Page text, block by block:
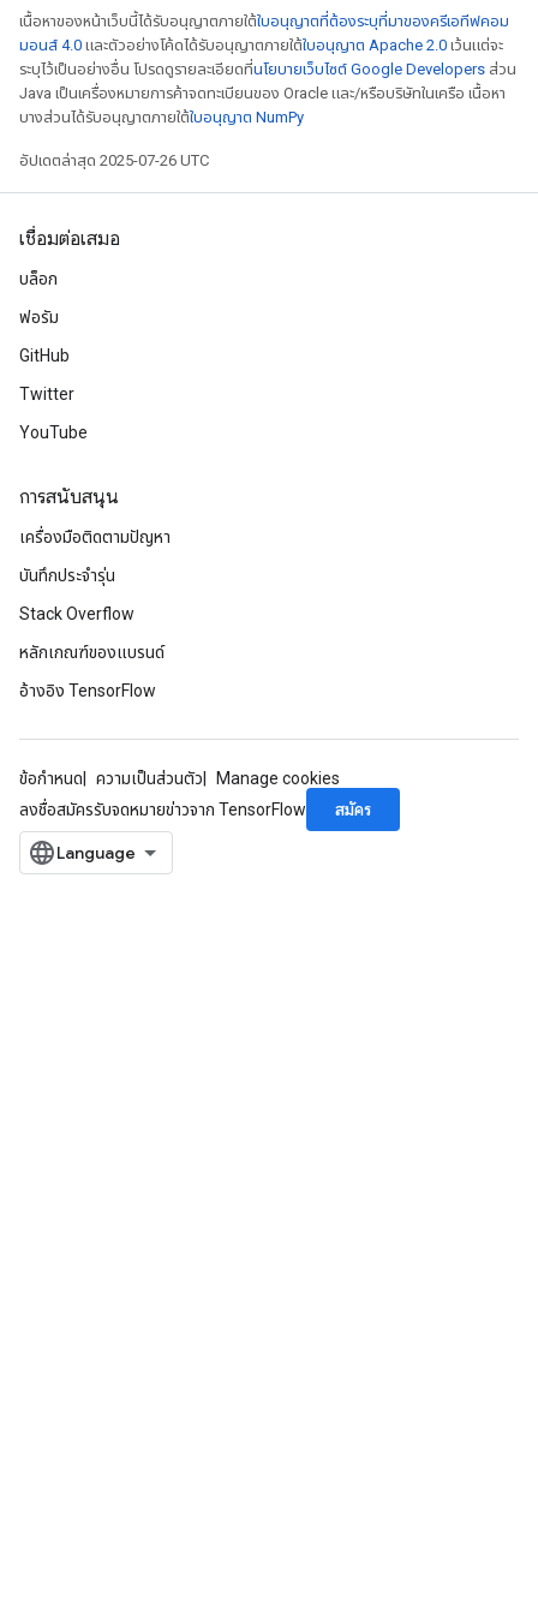
เนื้อหาของหน้าเว็บนี้ได้รับอนุญาตภายใต้ใบอนุญาตที่ต้องระบุที่มาของครีเอทีฟคอม
มอนส์ 4.0 และตัวอย่างโค้ดได้รับอนุญาตภายใต้ใบอนุญาต Apache 2.0 เว้นแต่จะ
ระบุไว้เป็นอย่างอื่น โปรดดูรายละเอียดที่นโยบายเว็บไซต์ Google Developers ส่วน
Java เป็นเครื่องหมายการค้าจดทะเบียนของ Oracle และ/หรือบริษัทในเครือ เนื้อหา
บางส่วนได้รับอนุญาตภายใต้ใบอนุญาต NumPy
อัปเดตล่าสุด 2025-07-26 UTC
เชื่อมต่อเสมอ
บล็อก
ฟอรัม
GitHub
Twitter
YouTube
การสนับสนุน
เครื่องมือติดตามปัญหา
บันทึกประจำรุ่น
Stack Overflow
หลักเกณฑ์ของแบรนด์
อ้างอิง TensorFlow
ข้อกำหนด ความเป็นส่วนตัว
Manage cookies
ลงชื่อสมัครรับจดหมายข่าวจาก TensorFlow
สมัคร